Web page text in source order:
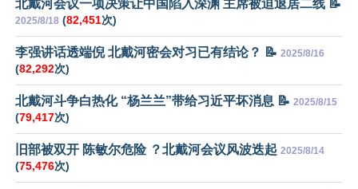
北戴河会议一项决策让中国陷入深渊 主席被迫退居二线 📝
2025/8/18 (82,451次)
李强讲话透端倪 北戴河密会对习已有结论？ 📝 2025/8/16
(82,292次)
北戴河斗争白热化 “杨兰兰”带给习近平坏消息 📝 2025/8/15
(79,417次)
旧部被双开 陈敏尔危险 ？北戴河会议风波迭起 2025/8/14
(75,476次)